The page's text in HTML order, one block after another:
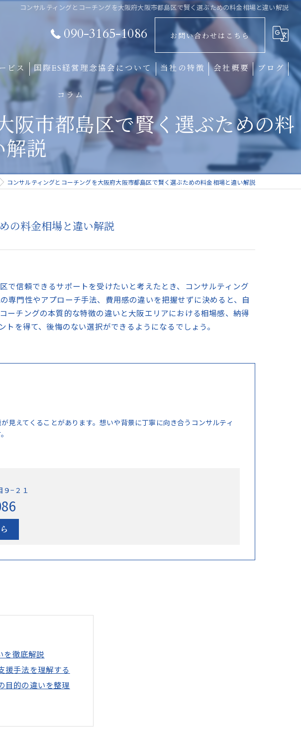
コンサルティングとコーチングを大阪府大阪市都島区で賢く選ぶための料金相場と違い解説
090-3165-1086 お問い合わせはこちら
ビス 国際ES経営理念協会について 当社の特徴
経営理念
企業文化
社風
会社概要 ブログ
コラム
阪市都島区で賢く選ぶための料
解説
コンサルティングとコーチングを大阪府大阪市都島区で賢く選ぶための料金相場と違い解説
の料金相場と違い解説
で信頼できるサポートを受けたいと考えたとき、コンサルティング
専門性やアプローチ手法、費用感の違いを把握せずに決めると、自
チングの本質的な特徴の違いと大阪エリアにおける相場感、納得
を得て、後悔のない選択ができるようになるでしょう。
見えてくることがあります。想いや背景に丁寧に向き合うコンサルティ
９−２１
を徹底解説
援手法を理解する
目的の違いを整理
選び方の基準